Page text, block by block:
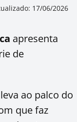
17/06/2026
apresenta
de
leva ao palco do
que faz